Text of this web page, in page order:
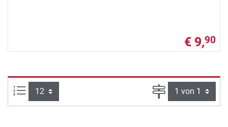
€ 9,90
Artikel pro Seite: Seite